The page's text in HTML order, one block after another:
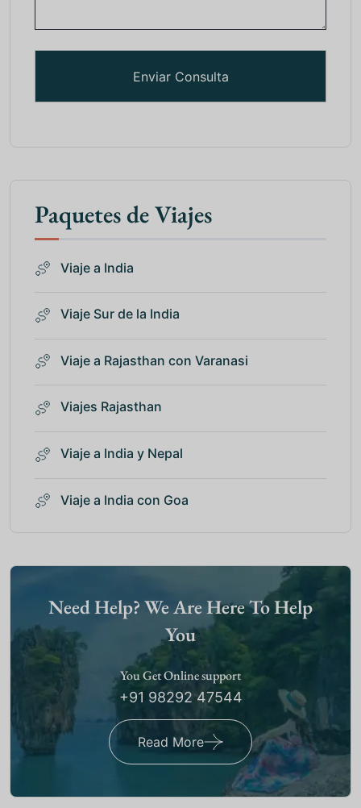
Paquetes de Viajes
Viaje a India
Viaje Sur de la India
Viaje a Rajasthan con Varanasi
Viajes Rajasthan
Viaje a India y Nepal
Viaje a India con Goa
Need Help? We Are Here To Help
You
You Get Online support
+91 98292 47544
Read More